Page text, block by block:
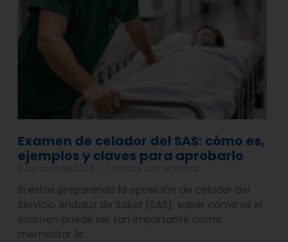
Examen de celador del SAS: cómo es,
ejemplos y claves para aprobarlo
Si estás preparando la oposición de celador del
Servicio Andaluz de Salud (SAS), saber cómo es el
examen puede ser tan importante como
memorizar la